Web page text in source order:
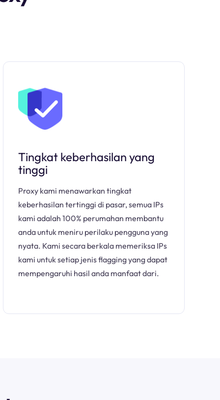
Tingkat keberhasilan yang
tinggi
Proxy kami menawarkan tingkat
keberhasilan tertinggi di pasar, semua IPs
kami adalah 100% perumahan membantu
anda untuk meniru perilaku pengguna yang
nyata. Kami secara berkala memeriksa IPs
kami untuk setiap jenis flagging yang dapat
mempengaruhi hasil anda manfaat dari.